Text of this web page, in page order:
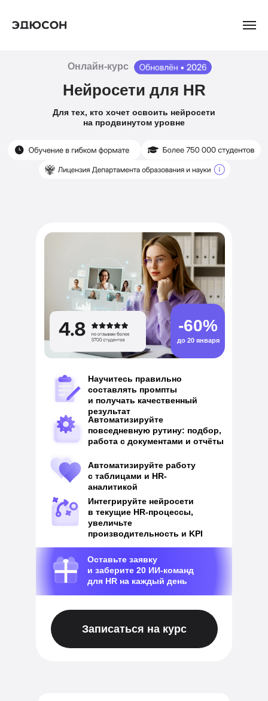
Нейросети для HR
Оставьте заявку
и заберите 20 ИИ-команд
для HR на каждый день
Интегрируйте нейросети
в текущие HR-процессы,
увеличьте
производительность и KPI
Автоматизируйте работу
с таблицами и HR-
аналитикой
Автоматизируйте
повседневную рутину: подбор,
работа с документами и отчёты
Научитесь правильно
составлять промпты
и получать качественный
результат
-60%
до 20 января
Записаться на курс
Для тех, кто хочет освоить нейросети
на продвинутом уровне
Онлайн-курс